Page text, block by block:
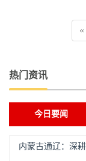
«
热门资讯
今日要闻
内蒙古通辽：深